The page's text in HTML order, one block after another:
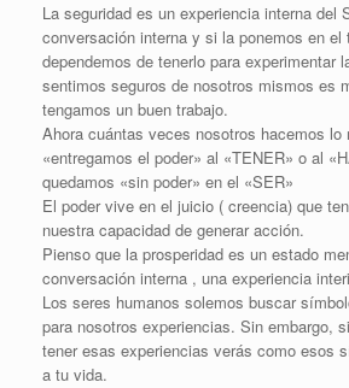
La seguridad es un experiencia interna del
conversación interna y si la ponemos en el
dependemos de tenerlo para experimentar
sentimos seguros de nosotros mismos es
tengamos un buen trabajo.
Ahora cuántas veces nosotros hacemos lo
«entregamos el poder» al «TENER» o al
quedamos «sin poder» en el «SER»
El poder vive en el juicio ( creencia) que
nuestra capacidad de generar acción.
Pienso que la prosperidad es un estado
conversación interna , una experiencia
Los seres humanos solemos buscar
para nosotros experiencias. Sin embargo,
tener esas experiencias verás como esos
a tu vida.